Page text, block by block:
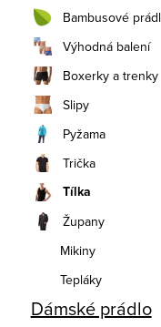
n
í
p
a
n
e
Bambusové
Výhodná balení
Boxerky a trenky
Slipy
Pyžama
Trička
Tílka
Župany
Mikiny
Tepláky
Dámské prádlo